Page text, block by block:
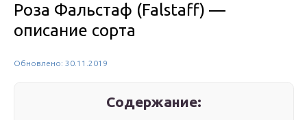
Роза Фальстаф (Falstaff) —
описание сорта
Обновлено: 30.11.2019
Содержание: